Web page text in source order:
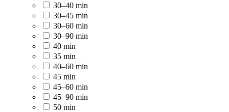
30–40 min
30–45 min
30–60 min
30–90 min
40 min
35 min
40–60 min
45 min
45–60 min
45–90 min
50 min